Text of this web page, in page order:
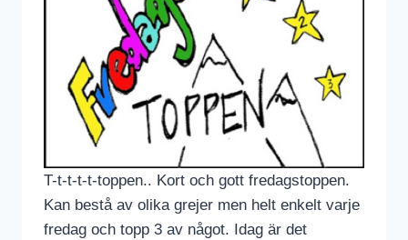
T-t-t-t-t-toppen.. Kort och gott fredagstoppen.
Kan bestå av olika grejer men helt enkelt varje
fredag och topp 3 av något. Idag är det